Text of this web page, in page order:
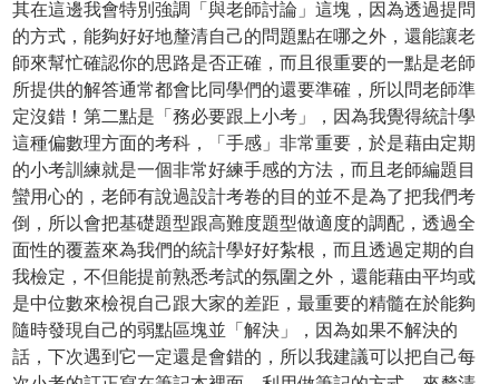
其在這邊我會特別強調「與老師討論」這塊，因為透過提問
的方式，能夠好好地釐清自己的問題點在哪之外，還能讓老
師來幫忙確認你的思路是否正確，而且很重要的一點是老師
所提供的解答通常都會比同學們的還要準確，所以問老師準
定沒錯！第二點是「務必要跟上小考」，因為我覺得統計學
這種偏數理方面的考科，「手感」非常重要，於是藉由定期
的小考訓練就是一個非常好練手感的方法，而且老師編題目
蠻用心的，老師有說過設計考卷的目的並不是為了把我們考
倒，所以會把基礎題型跟高難度題型做適度的調配，透過全
面性的覆蓋來為我們的統計學好好紮根，而且透過定期的自
我檢定，不但能提前熟悉考試的氛圍之外，還能藉由平均或
是中位數來檢視自己跟大家的差距，最重要的精髓在於能夠
隨時發現自己的弱點區塊並「解決」，因為如果不解決的
話，下次遇到它一定還是會錯的，所以我建議可以把自己每